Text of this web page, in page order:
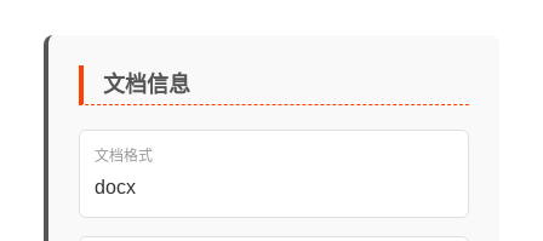
文档信息
文档格式
docx